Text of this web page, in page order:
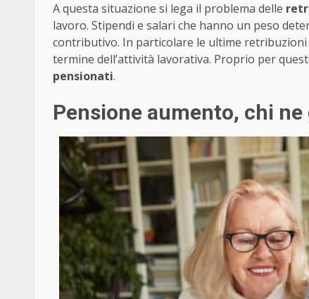
A questa situazione si lega il problema delle
lavoro. Stipendi e salari che hanno un peso
contributivo. In particolare le ultime
termine dell’attività lavorativa. Proprio per
pensionati.
Pensione aumento, chi ne